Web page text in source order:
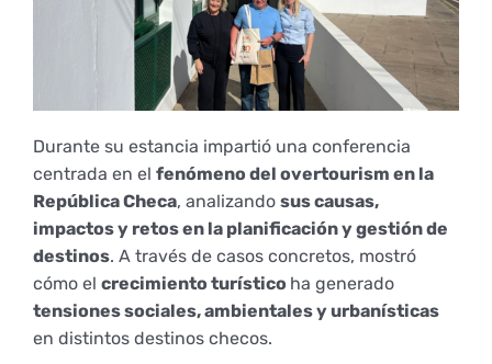
Estatuto estudiante universitario
Plan de acción tutorial
Programa Mentor
Derechos y deberes
Representantes
Durante su estancia impartió una conferencia
centrada en el fenómeno del overtourism en la
República Checa, analizando sus causas,
impactos y retos en la planificación y gestión de
destinos. A través de casos concretos, mostró
cómo el crecimiento turístico ha generado
tensiones sociales, ambientales y urbanísticas
en distintos destinos checos.